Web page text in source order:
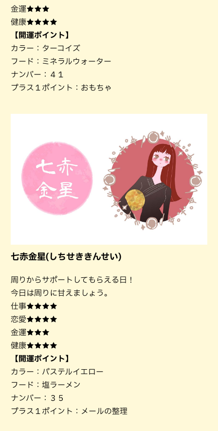
金運★★★
健康★★★★
【開運ポイント】
カラー：ターコイズ
フード：ミネラルウォーター
ナンバー：４１
プラス１ポイント：おもちゃ
七赤金星(しちせききんせい)
周りからサポートしてもらえる日！
今日は周りに甘えましょう。
仕事★★★★
恋愛★★★★
金運★★★
健康★★★★
【開運ポイント】
カラー：パステルイエロー
フード：塩ラーメン
ナンバー：３５
プラス１ポイント：メールの整理